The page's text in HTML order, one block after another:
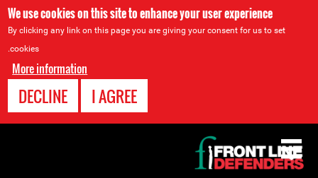
We use cookies on this site to enhance your user experience
By clicking any link on this page you are giving your consent for us to set
cookies.
More information
I AGREE
DECLINE
to
top